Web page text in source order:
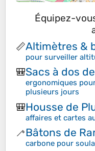
Équipez-
📏Altimètres &
pour surveiller
🎒Sacs à dos
ergonomiques
plusieurs jours
🎒Housse de
affaires et cartes
🦯Bâtons de
carbone pour